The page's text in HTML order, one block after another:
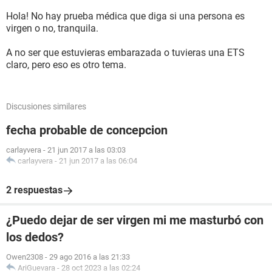
Hola! No hay prueba médica que diga si una persona es
virgen o no, tranquila.
A no ser que estuvieras embarazada o tuvieras una ETS
claro, pero eso es otro tema.
Discusiones similares
fecha probable de concepcion
carlayvera - 21 jun 2017 a las 03:03
carlayvera - 21 jun 2017 a las 06:04
2 respuestas
¿Puedo dejar de ser virgen mi me masturbó con
los dedos?
Owen2308 - 29 ago 2016 a las 21:33
AriGuevara - 28 oct 2023 a las 02:24